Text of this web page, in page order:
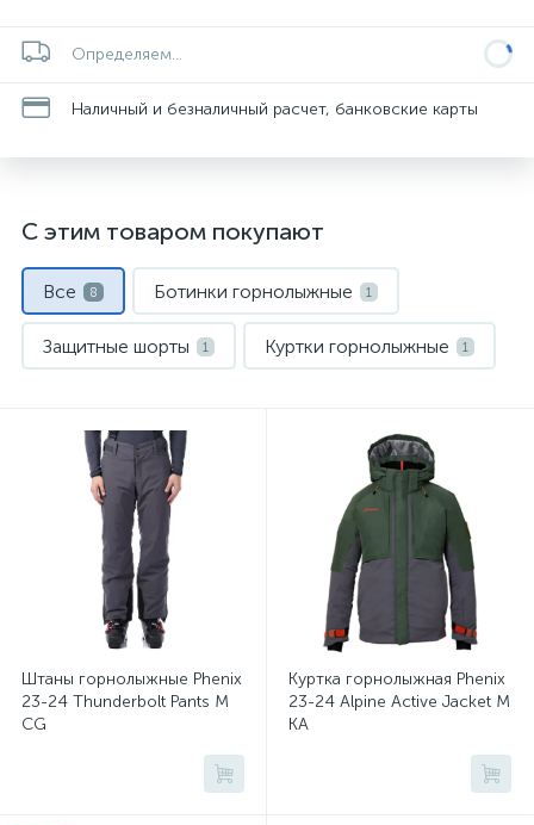
Определяем...
Наличный и безналичный расчет, банковские карты
С этим товаром покупают
Все 8 Ботинки горнолыжные 1
Защитные шорты 1 Куртки горнолыжные 1
Термобелье 1
Штаны горнолыжные
Штаны горнолыжные Phenix
23-24 Thunderbolt Pants M
CG
Куртка горнолыжная Phenix
23-24 Alpine Active Jacket M
KA